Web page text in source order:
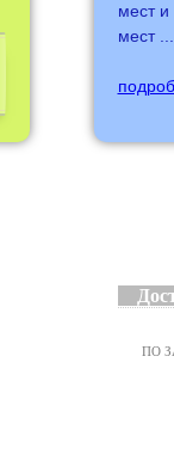
мест и
мест ...
ПО